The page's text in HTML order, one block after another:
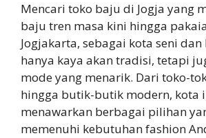
Mencari toko baju di Jogja yang
baju tren masa kini hingga
Jogjakarta, sebagai kota seni
hanya kaya akan tradisi, tetapi
mode yang menarik. Dari toko-
hingga butik-butik modern, kota
menawarkan berbagai pilihan
memenuhi kebutuhan fashion